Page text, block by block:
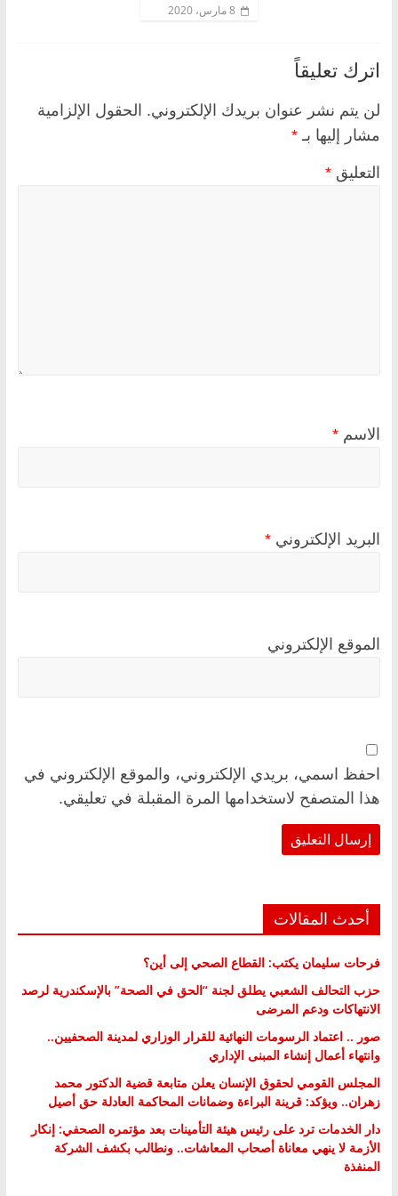
8 مارس، 2020
اترك تعليقاً
لن يتم نشر عنوان بريدك الإلكتروني. الحقول الإلزامية
مشار إليها بـ *
التعليق *
الاسم *
البريد الإلكتروني *
الموقع الإلكتروني
احفظ اسمي، بريدي الإلكتروني، والموقع الإلكتروني في
هذا المتصفح لاستخدامها المرة المقبلة في تعليقي.
أحدث المقالات
فرحات سليمان يكتب: القطاع الصحي إلى أين؟
حزب التحالف الشعبي يطلق لجنة “الحق في الصحة” بالإسكندرية لرصد
الانتهاكات ودعم المرضى
صور .. اعتماد الرسومات النهائية للقرار الوزاري لمدينة الصحفيين..
وانتهاء أعمال إنشاء المبنى الإداري
المجلس القومي لحقوق الإنسان يعلن متابعة قضية الدكتور محمد
زهران.. ويؤكد: قرينة البراءة وضمانات المحاكمة العادلة حق أصيل
دار الخدمات ترد على رئيس هيئة التأمينات بعد مؤتمره الصحفي: إنكار
الأزمة لا ينهي معاناة أصحاب المعاشات.. ونطالب بكشف الشركة
المنفذة